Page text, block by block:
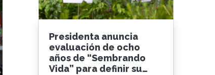
Presidenta anuncia
evaluación de ocho
años de “Sembrando
Vida” para definir su